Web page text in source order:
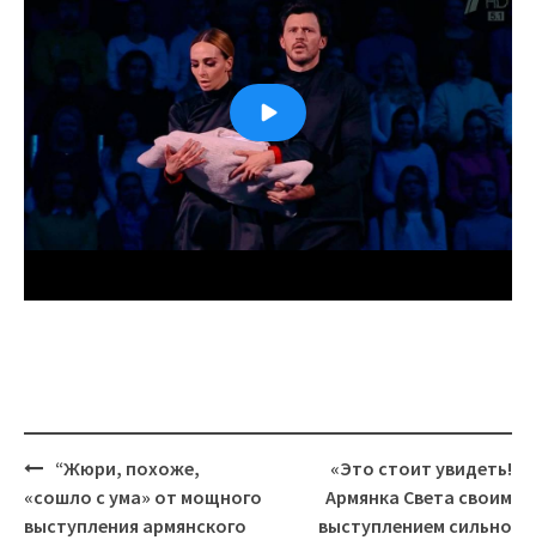
Post
navigation
“Жюри, похоже,
«сошло с ума» от мощного
выступления армянского
«Это стоит увидеть!
Армянка Света своим
выступлением сильно